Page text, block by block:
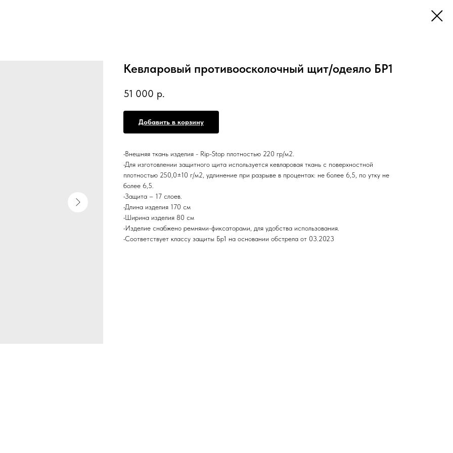
Кевларовый противоосколочный щит/одеяло БР1
51 000 р.
Добавить в корзину
•Внешняя ткань изделия - Rip-Stop плотностью 220 гр/м2.
•Для изготовлении защитного щита используется кевларовая ткань с поверхностной
плотностью 250,0±10 г/м2, удлинение при разрыве в процентах: не более 6,5, по утку не
более 6,5.
•Защита – 17 слоев.
•Длина изделия 170 см
•Ширина изделия 80 см
•Изделие снабжено ремнями-фиксаторами, для удобства использования.
•Соответствует классу защиты Бр1 на основании обстрела от 03.2023